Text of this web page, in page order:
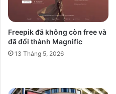
Freepik đã không còn free và
đã đổi thành Magnific
13 Tháng 5, 2026